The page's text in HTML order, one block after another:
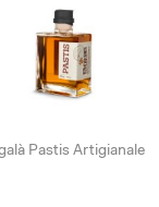
Pastis Artigianale